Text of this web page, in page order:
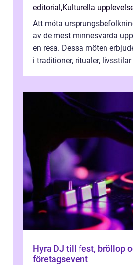
editorial ,Kulturella
Att möta
av de mest minnesvärda
en resa. Dessa möten
i traditioner, ritualer,
Hyra DJ till fest, bröllop
företagsevent